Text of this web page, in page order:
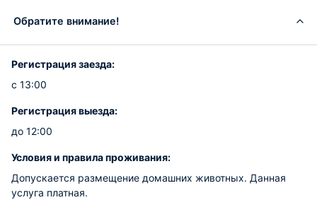
Обратите внимание!
Регистрация заезда:
с 13:00
Регистрация выезда:
до 12:00
Условия и правила проживания:
Допускается размещение домашних животных. Данная
услуга платная.